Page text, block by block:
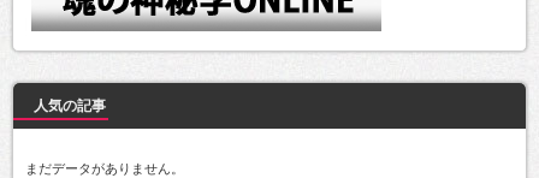
人気の記事
まだデータがありません。